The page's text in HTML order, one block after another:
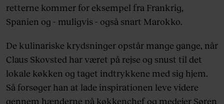
retterne kommer for eksempel fra Frankrig,
Spanien og - muligvis - også snart Marokko.
De kulinariske krydsninger opstår mange gange, når
Claus Skovsted har været på rejse og snust til det
lokale køkken og taget indtrykkene med sig hjem.
Så forsøger han at lade inspirationen leve videre
gennem hænderne på køkkenchef og medejer Søren